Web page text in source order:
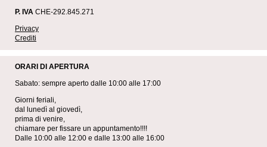
P. IVA CHE-292.845.271
Privacy
Crediti
ORARI DI APERTURA
Sabato: sempre aperto dalle 10:00 alle 17:00
Giorni feriali,
dal lunedì al giovedì,
prima di venire,
chiamare per fissare un appuntamento!!!!
Dalle 10:00 alle 12:00 e dalle 13:00 alle 16:00